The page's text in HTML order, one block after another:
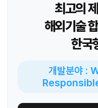
최고의
해외기술
한국
개발분야 :